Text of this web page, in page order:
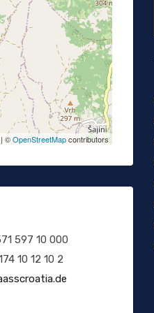
©OpenStreetMapcontributors
597 10 000
10 12 10 2